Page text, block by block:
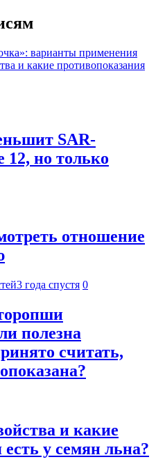
варианты применения
и какие противопоказания
SAR-
12, но только
отношение
3 года спустя 0
полезна
считать,
и какие
у семян льна?